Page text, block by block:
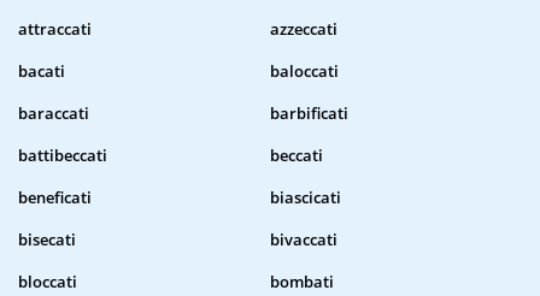
attraccati
azzeccati
bacati
baloccati
baraccati
barbificati
battibeccati
beccati
beneficati
biascicati
bisecati
bivaccati
bloccati
bombati